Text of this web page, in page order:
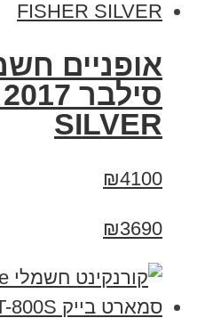
אופניים
SILVER
₪4100
₪3690